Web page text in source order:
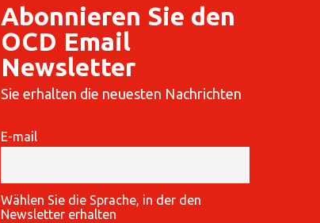
Abonnieren Sie den
OCD Email
Newsletter
Sie erhalten die neuesten Nachrichten
E-mail
Wählen Sie die Sprache, in der den
Newsletter erhalten